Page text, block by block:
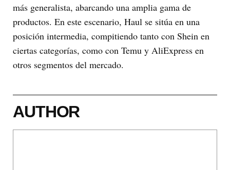
más generalista, abarcando una amplia gama de
productos. En este escenario, Haul se sitúa en una
posición intermedia, compitiendo tanto con Shein en
ciertas categorías, como con Temu y AliExpress en
otros segmentos del mercado.
AUTHOR